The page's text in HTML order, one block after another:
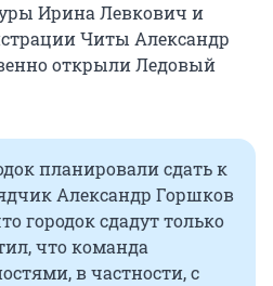
Ирина Левкович и
Читы Александр
открыли Ледовый
планировали сдать к
Александр Горшков
городок сдадут только
что команда
в частности, с